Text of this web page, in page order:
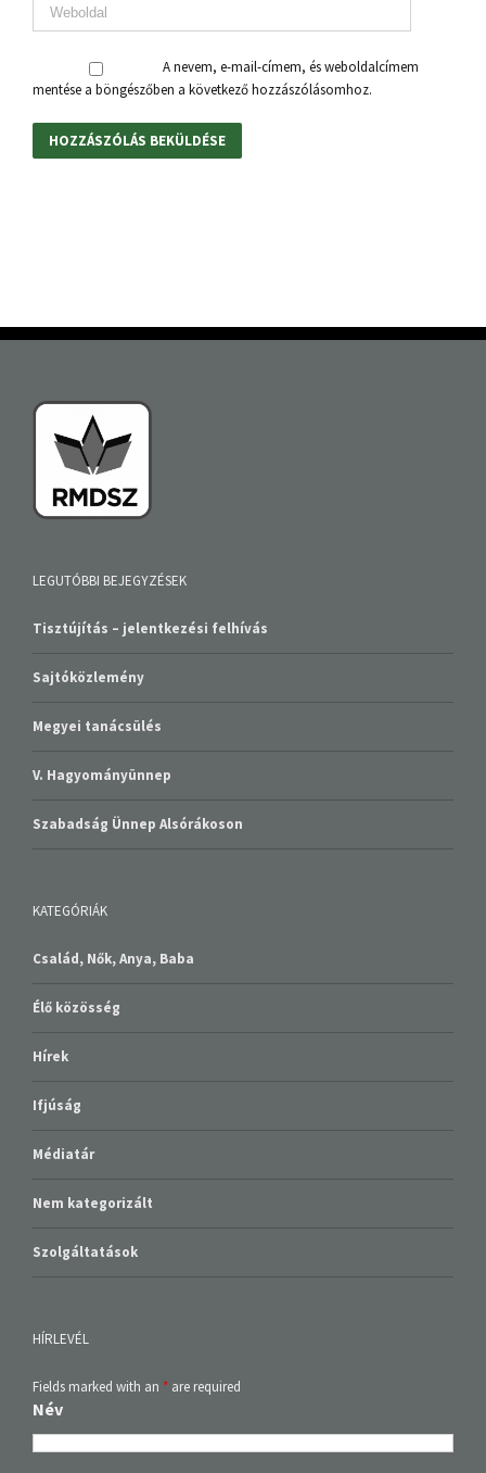
A nevem, e-mail-címem, és weboldalcímem
mentése a böngészőben a következő hozzászólásomhoz.
LEGUTÓBBI BEJEGYZÉSEK
Tisztújítás – jelentkezési felhívás
Sajtóközlemény
Megyei tanácsülés
V. Hagyományünnep
Szabadság Ünnep Alsórákoson
KATEGÓRIÁK
Család, Nők, Anya, Baba
Élő közösség
Hírek
Ifjúság
Médiatár
Nem kategorizált
Szolgáltatások
HÍRLEVÉL
Fields marked with an * are required
Név